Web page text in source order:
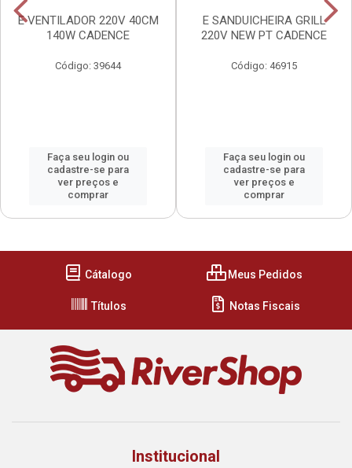
E VENTILADOR 220V 40CM
140W CADENCE
Código: 39644
Faça seu login ou
cadastre-se para
ver preços e
comprar
E SANDUICHEIRA GRILL
220V NEW PT CADENCE
Código: 46915
Faça seu login ou
cadastre-se para
ver preços e
comprar
Cátalogo Meus Pedidos
Títulos Notas Fiscais
Institucional